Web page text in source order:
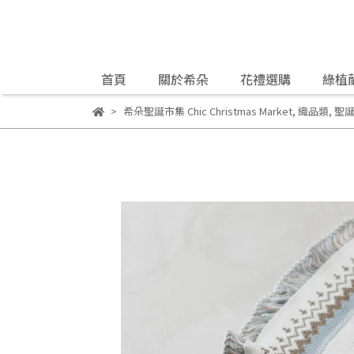
首頁 關於希朵 花禮選購 綠植
希朵聖誕市集 Chic Christmas Market, 織品類, 聖